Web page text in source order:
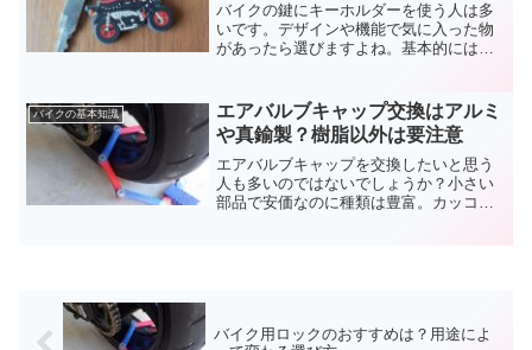
バイクの鍵にキーホルダーを使う人は多
いです。デザインや機能で気に入った物
があったら選びますよね。基本的にはそ
敗だったと思わないようなバイクのキー
ホルダーにしましょう。
バイクの基本知識
エアバルブキャップ交換はアルミ
や真鍮製？樹脂以外は要注意
エアバルブキャップを交換したいと思う
人も多いのではないでしょうか？小さい
部品で安価なのに種類は豊富。カッコイ
バイク用ロックのおすすめは？用途によ